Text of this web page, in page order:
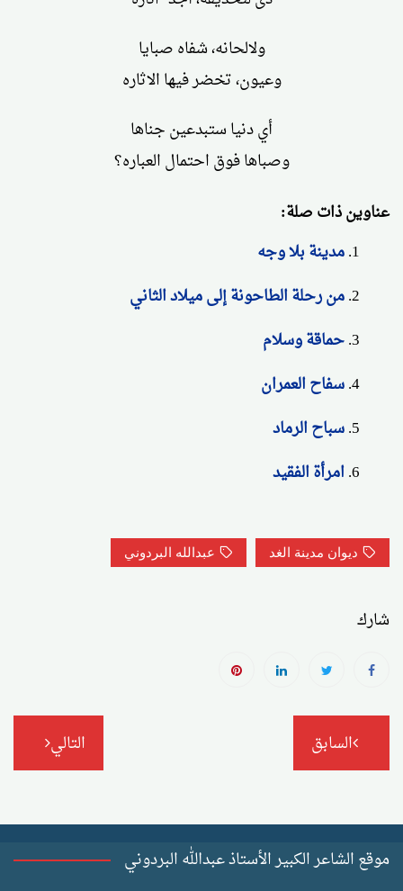
ولالحانه، شفاه صبايا
وعيون، تخضر فيها الاثاره
أي دنيا ستبدعين جناها
وصباها فوق احتمال العباره؟
عناوين ذات صلة:
مدينة بلا وجه
من رحلة الطاحونة إلى ميلاد الثاني
حماقة وسلام
سفاح العمران
سباح الرماد
امرأة الفقيد
ديوان مدينة الغد عبدالله البردوني
شارك
تصفّح
المقالات
السابق التالي
موقع الشاعر الكبير الأستاذ عبدالله البردوني